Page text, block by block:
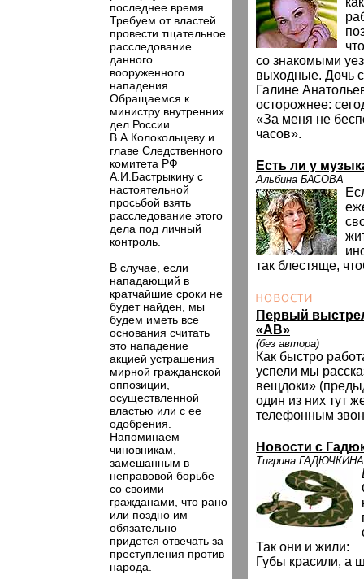
последнее время.
Требуем от властей
провести тщательное
расследование
данного
вооруженного
нападения.
Обращаемся к
министру внутренних
дел России
В.А.Колокольцеву и
главе Следственного
комитета РФ
А.И.Бастрыкину с
настоятельной
просьбой взять
расследование этого
дела под личный
контроль.
В случае, если
нападающий в
кратчайшие сроки не
будет найден, мы
будем иметь все
основания считать
это нападение
акцией устрашения
мирной гражданской
оппозиции,
осуществленной
властью или с ее
одобрения.
Напоминаем
чиновникам,
замешанным в
неправовой борьбе
со своими
гражданами, что рано
или поздно им
обязательно
придется отвечать за
преступления против
народа.
со знакомыми
выходные. Дочь
Галине
осторожнее:
«За меня не
часов».
Есть ли у
Альбина БАСОВА
так блестяще,
Первый
«АВ»
(без автора)
Как быстро
успели мы
вещдоки»
один из них тут
телефонным
Новости с
Тигрина ГАДЮЧКИНА
Так они и жили:
Губы красили, а